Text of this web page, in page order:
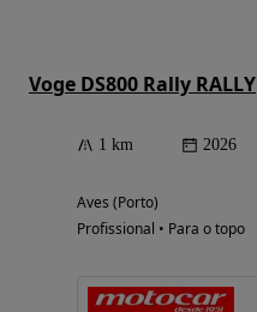
Voge DS800 Rally RALLY
1 km 2026
Aves (Porto)
Profissional • Para o topo